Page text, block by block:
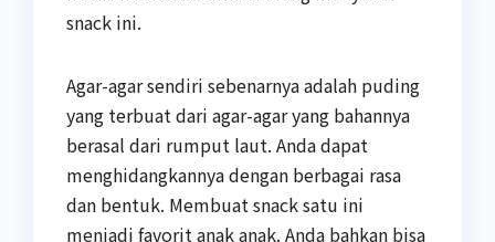
snack ini.
Agar-agar sendiri sebenarnya adalah puding
yang terbuat dari agar-agar yang bahannya
berasal dari rumput laut. Anda dapat
menghidangkannya dengan berbagai rasa
dan bentuk. Membuat snack satu ini
menjadi favorit anak anak. Anda bahkan bisa